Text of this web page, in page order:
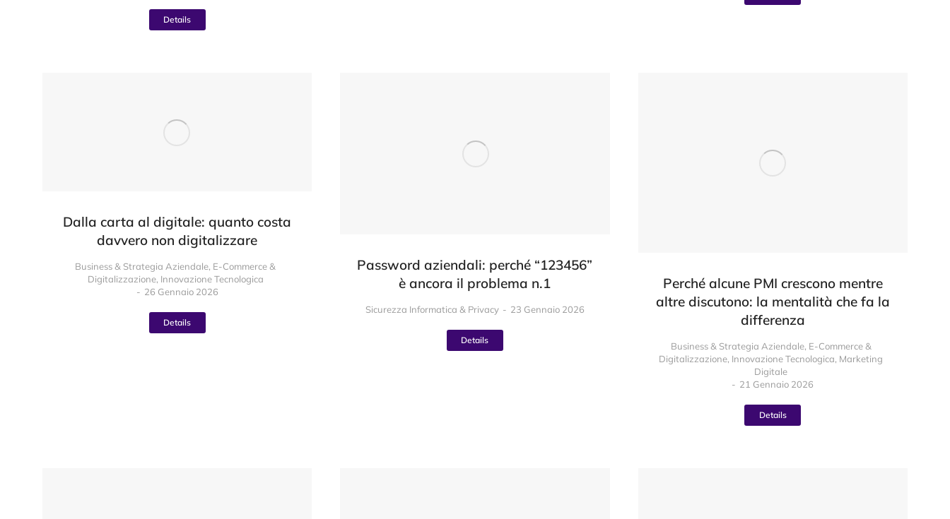
Details
Dalla carta al digitale: quanto costa
davvero non digitalizzare
Business & Strategia Aziendale, E-Commerce &
Digitalizzazione, Innovazione Tecnologica
26 Gennaio 2026
Details
Password aziendali: perché “123456”
è ancora il problema n.1
Sicurezza Informatica & Privacy 23 Gennaio 2026
Details
Perché alcune PMI crescono mentre
altre discutono: la mentalità che fa la
differenza
Business & Strategia Aziendale, E-Commerce &
Digitalizzazione, Innovazione Tecnologica, Marketing
Digitale
21 Gennaio 2026
Details